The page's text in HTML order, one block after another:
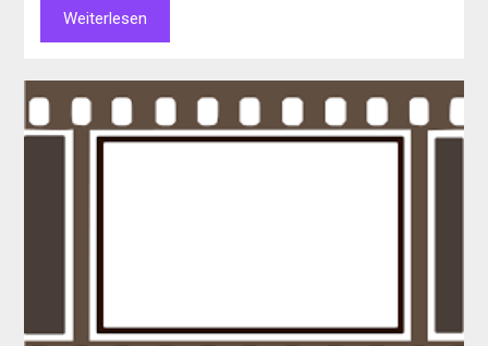
Weiterlesen